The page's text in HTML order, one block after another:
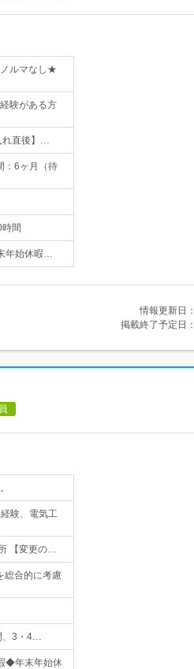
ルマなし★
験がある方
れ直後】…
：6ヶ月（待
間
年始休暇…
情報更新日：
掲載終了予定日：
験、電気工
【変更の…
総合的に考慮
、3・4…
◆年末年始休